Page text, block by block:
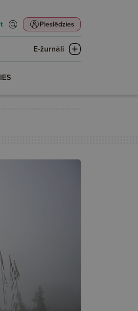
Pieslēdzies
E-žurnāli